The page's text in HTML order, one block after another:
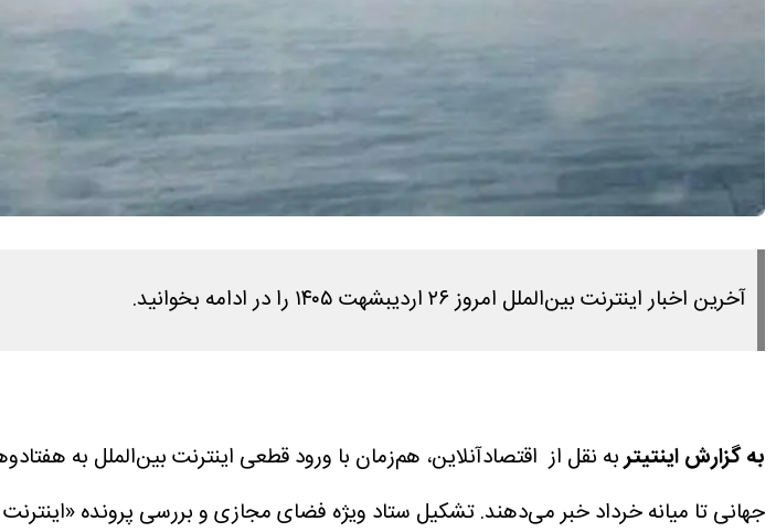
آخرین اخبار اینترنت بین‌الملل امروز ۲۶ اردیبشهت ۱۴۰۵ را در ادامه بخوانید.
به گزارش اینتیتربه نقل از اقتصادآنلاین، هم‌زمان با ورود قطعی اینترنت بین‌الملل به
جهانی تا میانه خرداد خبر می‌دهند. تشکیل ستاد ویژه فضای مجازی و بررسی پرونده